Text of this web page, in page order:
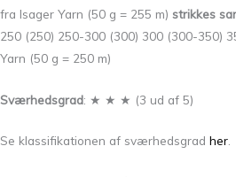
fra Isager Yarn (50 g = 255 m) strikkes
250 (250) 250-300 (300) 300 (300-350)
Yarn (50 g = 250 m)
Sværhedsgrad: ★ ★ ★ (3 ud af 5)
Se klassifikationen af sværhedsgrad her.